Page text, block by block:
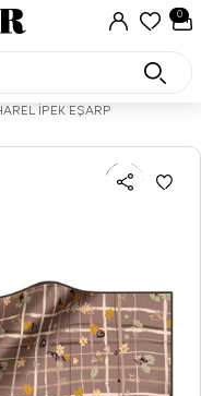
0
İPEK EŞARP